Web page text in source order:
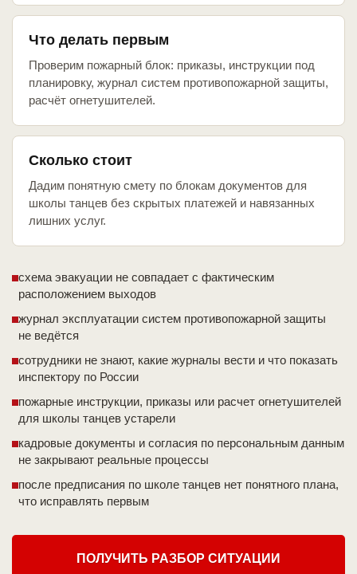
Что делать первым
Проверим пожарный блок: приказы, инструкции под
планировку, журнал систем противопожарной защиты,
расчёт огнетушителей.
Сколько стоит
Дадим понятную смету по блокам документов для
школы танцев без скрытых платежей и навязанных
лишних услуг.
схема эвакуации не совпадает с фактическим
расположением выходов
журнал эксплуатации систем противопожарной защиты
не ведётся
сотрудники не знают, какие журналы вести и что показать
инспектору по России
пожарные инструкции, приказы или расчет огнетушителей
для школы танцев устарели
кадровые документы и согласия по персональным данным
не закрывают реальные процессы
после предписания по школе танцев нет понятного плана,
что исправлять первым
ПОЛУЧИТЬ РАЗБОР СИТУАЦИИ